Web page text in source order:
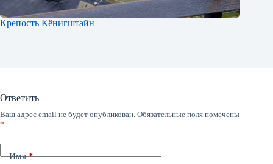
Крепость Кёнигштайн
Ответить
Ваш адрес email не будет опубликован. Обязательные поля помечены
*
Имя*